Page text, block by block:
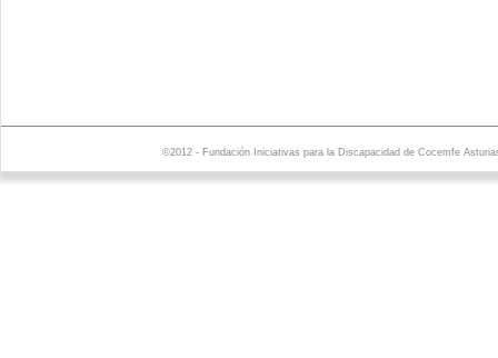
©2012 - Fundación Iniciativas para la Discapacidad de Cocemfe